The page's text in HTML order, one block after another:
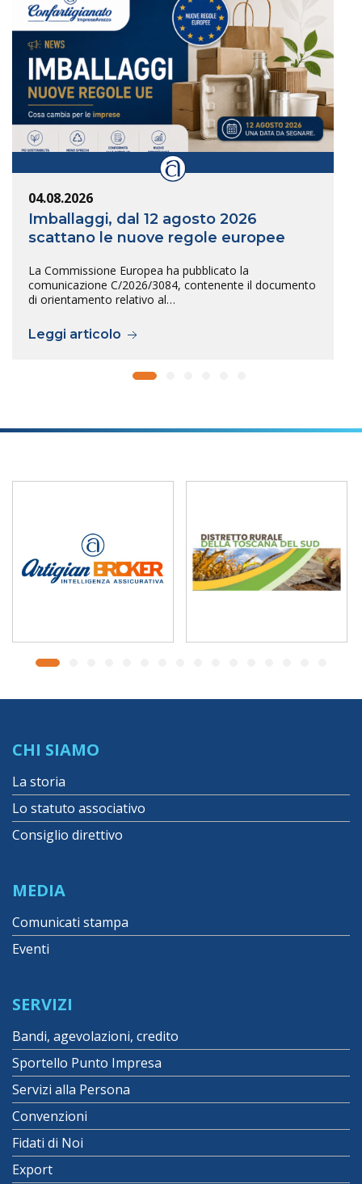
04.08.2026
Imballaggi, dal 12 agosto 2026
scattano le nuove regole europee
La Commissione Europea ha pubblicato la
comunicazione C/2026/3084, contenente il documento
di orientamento relativo al…
Leggi articolo
CHI SIAMO
La storia
Lo statuto associativo
Consiglio direttivo
MEDIA
Comunicati stampa
Eventi
SERVIZI
Bandi, agevolazioni, credito
Sportello Punto Impresa
Servizi alla Persona
Convenzioni
Fidati di Noi
Export